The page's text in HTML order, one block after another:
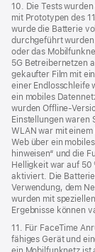
10. Die Tests
mit Prototypen des
wurde die Batterie
durchgeführt
oder das
5G Betreibernetzen
gekaufter Film mit
einer Endlosschleife
ein mobiles
wurden Offline-
Einstellungen waren
WLAN war mit
Web über ein
hinweisen“ und die
Helligkeit war auf 50
aktiviert. Die
Verwendung, dem
wurden mit
Ergebnisse können
11. Für FaceTime
fähiges Gerät und